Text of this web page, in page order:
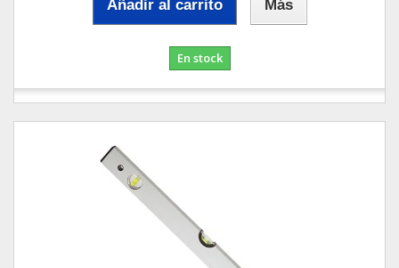
Añadir al carrito Más
En stock